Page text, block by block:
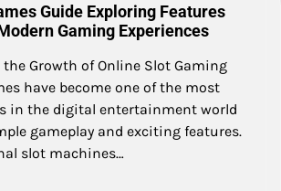
Guide Exploring Features
Gaming Experiences
Growth of Online Slot Gaming
have become one of the most
in the digital entertainment world
gameplay and exciting features.
slot machines…